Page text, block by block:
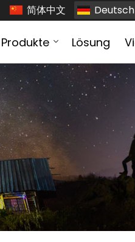
简体中文 Deutsch
Produkte Lösung